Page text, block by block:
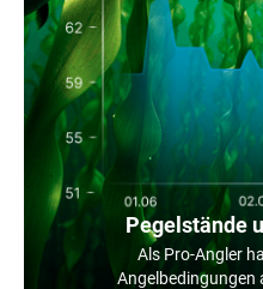
Pegelstände
Als Pro-Angler
Angelbedingungen